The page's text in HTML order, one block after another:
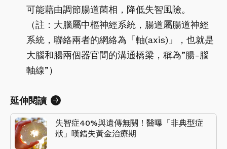
可能藉由調節腸道菌相，降低失智風險。
（註：大腦屬中樞神經系統，腸道屬腸道神經
系統，聯絡兩者的網絡為「軸(axis)」，也就是
大腦和腸兩個器官間的溝通橋梁，稱為”腸-腦
軸線”）
延伸閱讀
失智症40%與遺傳無關！醫曝「非典型症
狀」嘆錯失黃金治療期